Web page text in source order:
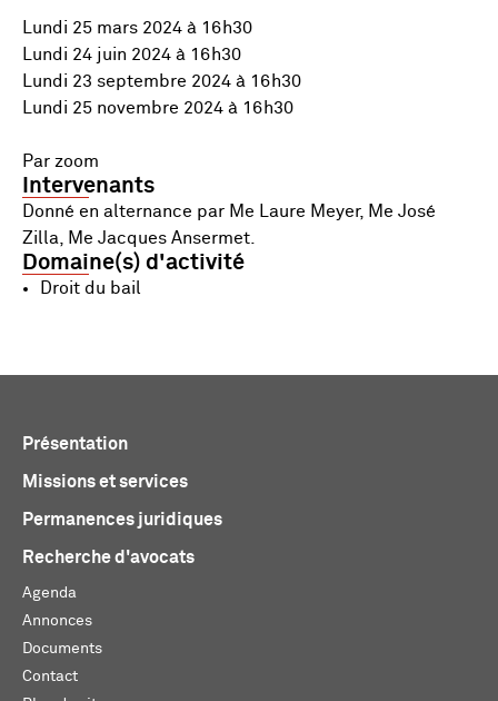
Lundi 25 mars 2024 à 16h30
Lundi 24 juin 2024 à 16h30
Lundi 23 septembre 2024 à 16h30
Lundi 25 novembre 2024 à 16h30
Par zoom
Intervenants
Donné en alternance par Me Laure Meyer, Me José
Zilla, Me Jacques Ansermet.
Domaine(s) d'activité
Droit du bail
Présentation
Missions et services
Permanences juridiques
Recherche d'avocats
Agenda
Annonces
Documents
Contact